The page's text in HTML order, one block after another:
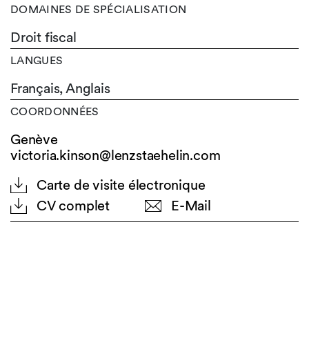
DOMAINES DE SPÉCIALISATION
Droit fiscal
LANGUES
Français,Anglais
COORDONNÉES
Genève
victoria.kinson@lenzstaehelin.com
Carte de visite électronique
CV complet
E-Mail